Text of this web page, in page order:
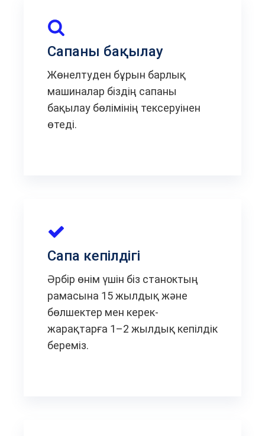
Сапаны бақылау
Жөнелтуден бұрын барлық
машиналар біздің сапаны
бақылау бөлімінің тексеруінен
өтеді.
Сапа кепілдігі
Әрбір өнім үшін біз станоктың
рамасына 15 жылдық және
бөлшектер мен керек-
жарақтарға 1–2 жылдық кепілдік
береміз.